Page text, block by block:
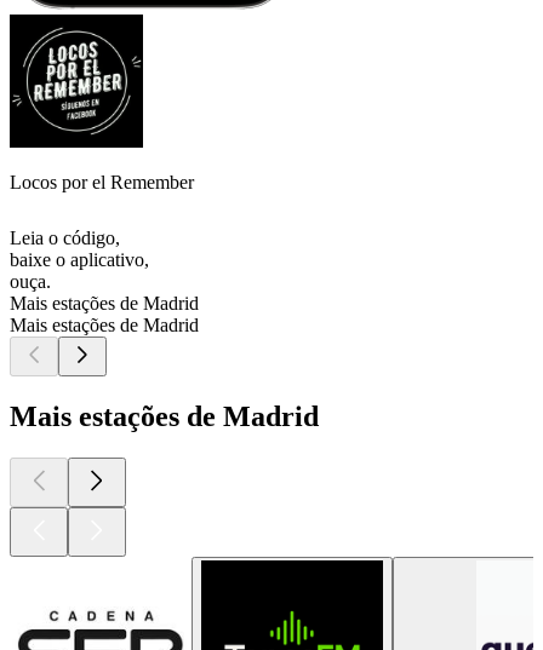
Locos por el Remember
Leia o código,
baixe o aplicativo,
ouça.
Mais estações de Madrid
Mais estações de Madrid
Mais estações de Madrid